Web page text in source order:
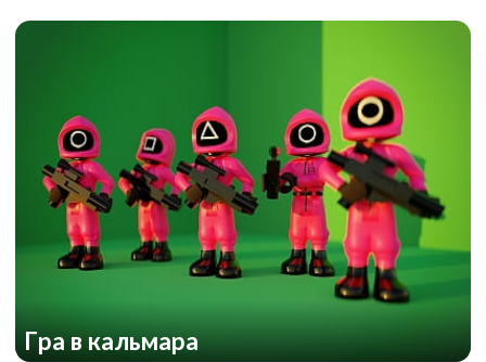
Гра в кальмара